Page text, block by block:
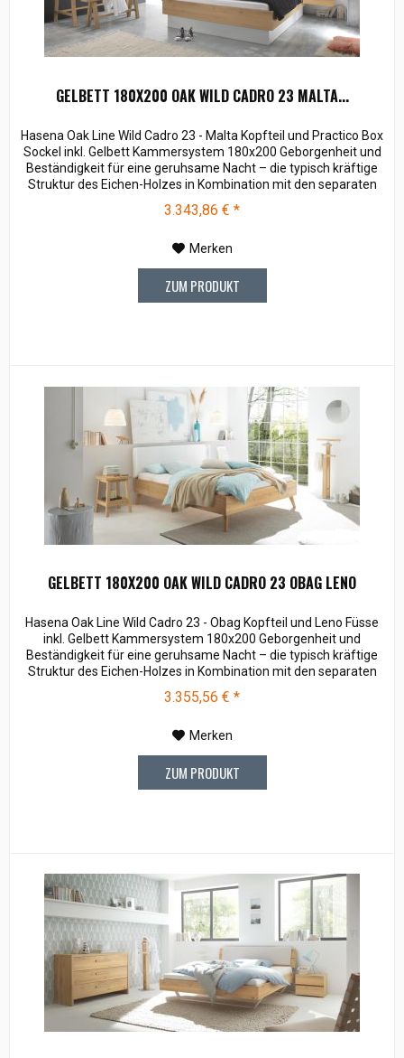
GELBETT 180X200 OAK WILD CADRO 23 MALTA...
Hasena Oak Line Wild Cadro 23 - Malta Kopfteil und Practico Box
Sockel inkl. Gelbett Kammersystem 180x200 Geborgenheit und
Beständigkeit für eine geruhsame Nacht – die typisch kräftige
Struktur des Eichen-Holzes in Kombination mit den separaten
und behagliche Aura. Breiten: 140, 160, 180, 200 cm Längen:
3.343,86 € *
Merken
ZUM PRODUKT
GELBETT 180X200 OAK WILD CADRO 23 OBAG LENO
Hasena Oak Line Wild Cadro 23 - Obag Kopfteil und Leno Füsse
inkl. Gelbett Kammersystem 180x200 Geborgenheit und
Beständigkeit für eine geruhsame Nacht – die typisch kräftige
Struktur des Eichen-Holzes in Kombination mit den separaten
Fuss- und Eckelementen verleiht unserer Oak-Line eine starke
und behagliche Aura. Breiten: 140, 160, 180, 200 cm Längen:
3.355,56 € *
Merken
ZUM PRODUKT